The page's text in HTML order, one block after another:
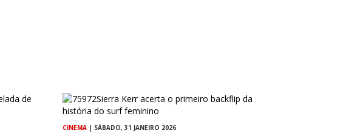
CINEMA | SÁBADO, 31 JANEIRO 2026